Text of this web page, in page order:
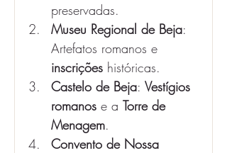
preservadas.
Museu Regional de Beja:
Artefatos romanos e
inscrições históricas.
Castelo de Beja: Vestígios
romanos e a Torre de
Menagem.
Convento de Nossa